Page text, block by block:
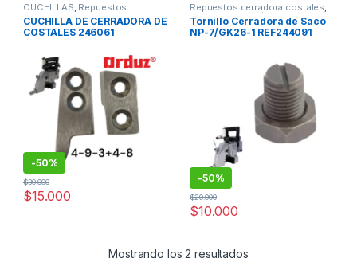
CUCHILLAS Repuestos
cerradora costales
CUCHILLA DE CERRADORA DE
COSTALES 246061
-50%
$15.000
$30.000
Repuestos cerradora costales
Repuestos Mecánicos,
Repuestos y Accesorios
(Cerradora de Costales)
Tornillo Cerradora de Saco
NP-7/GK26-1 REF244091
-50%
$10.000
$20.000
Mostrando los 2 resultadosOrdenado por